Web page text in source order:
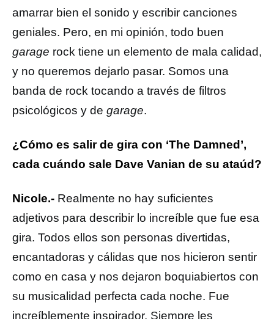
amarrar bien el sonido y escribir canciones
geniales. Pero, en mi opinión, todo buen
garage rock tiene un elemento de mala calidad,
y no queremos dejarlo pasar. Somos una
banda de rock tocando a través de filtros
psicológicos y de garage.
¿Cómo es salir de gira con ‘The Damned’,
cada cuándo sale Dave Vanian de su ataúd?
Nicole.- Realmente no hay suficientes
adjetivos para describir lo increíble que fue esa
gira. Todos ellos son personas divertidas,
encantadoras y cálidas que nos hicieron sentir
como en casa y nos dejaron boquiabiertos con
su musicalidad perfecta cada noche. Fue
increíblemente inspirador. Siempre les